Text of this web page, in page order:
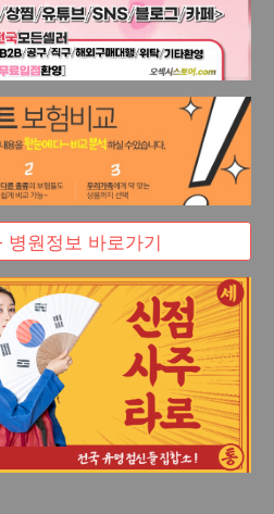
병원정보 바로가기